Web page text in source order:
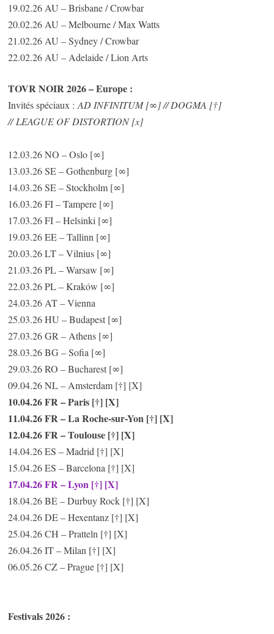
19.02.26 AU – Brisbane / Crowbar
20.02.26 AU – Melbourne / Max Watts
21.02.26 AU – Sydney / Crowbar
22.02.26 AU – Adelaide / Lion Arts
TOVR NOIR 2026 – Europe :
Invités spéciaux :AD INFINITUM [∞] // DOGMA [†]
// LEAGUE OF DISTORTION [x]
12.03.26 NO – Oslo [∞]
13.03.26 SE – Gothenburg [∞]
14.03.26 SE – Stockholm [∞]
16.03.26 FI – Tampere [∞]
17.03.26 FI – Helsinki [∞]
19.03.26 EE – Tallinn [∞]
20.03.26 LT – Vilnius [∞]
21.03.26 PL – Warsaw [∞]
22.03.26 PL – Kraków [∞]
24.03.26 AT – Vienna
25.03.26 HU – Budapest [∞]
27.03.26 GR – Athens [∞]
28.03.26 BG – Sofia [∞]
29.03.26 RO – Bucharest [∞]
09.04.26 NL – Amsterdam [†] [X]
10.04.26 FR – Paris [†] [X]
11.04.26 FR – La Roche-sur-Yon [†] [X]
12.04.26 FR – Toulouse [†] [X]
14.04.26 ES – Madrid [†] [X]
15.04.26 ES – Barcelona [†] [X]
17.04.26 FR – Lyon [†] [X]
18.04.26 BE – Durbuy Rock [†] [X]
24.04.26 DE – Hexentanz [†] [X]
25.04.26 CH – Pratteln [†] [X]
26.04.26 IT – Milan [†] [X]
06.05.26 CZ – Prague [†] [X]
Festivals 2026 :